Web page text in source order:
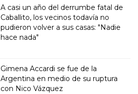
A casi un año del derrumbe fatal de
Caballito, los vecinos todavía no
pudieron volver a sus casas: "Nadie
hace nada"
Gimena Accardi se fue de la
Argentina en medio de su ruptura
con Nico Vázquez